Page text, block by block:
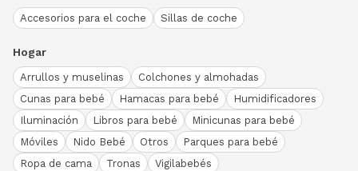
Accesorios para el coche Sillas de coche
Hogar
Arrullos y muselinas
Colchones y almohadas
Cunas para bebé
Hamacas para bebé
Humidificadores
Iluminación
Libros para bebé
Minicunas para bebé
Móviles
Nido Bebé Otros
Parques para bebé
Ropa de cama
Tronas Vigilabebés